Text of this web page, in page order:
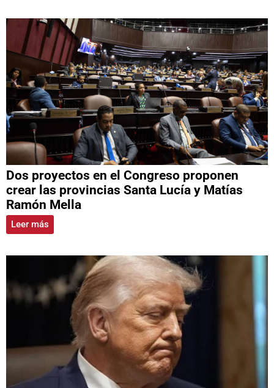
Dos proyectos en el Congreso proponen
crear las provincias Santa Lucía y Matías
Ramón Mella
Leer más